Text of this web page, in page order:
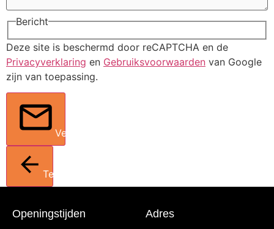
Bericht
Deze site is beschermd door reCAPTCHA en de
Privacyverklaring en Gebruiksvoorwaarden van Google
zijn van toepassing.
Verstuur
Terug
Openingstijden
Adres